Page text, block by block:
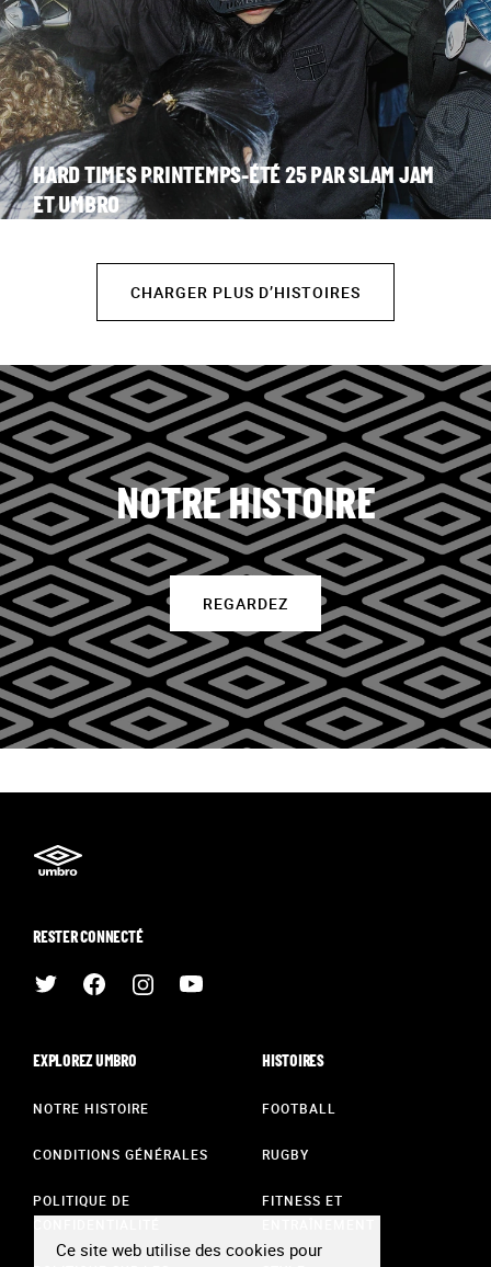
HARD TIMES PRINTEMPS-ÉTÉ 25 PAR SLAM JAM
ET UMBRO
CHARGER PLUS D’HISTOIRES
NOTRE HISTOIRE
REGARDEZ
RESTER CONNECTÉ
EXPLOREZ UMBRO
NOTRE HISTOIRE
CONDITIONS GÉNÉRALES
POLITIQUE DE
HISTOIRES
FOOTBALL
RUGBY
FITNESS ET
Ce site web utilise des cookies pour